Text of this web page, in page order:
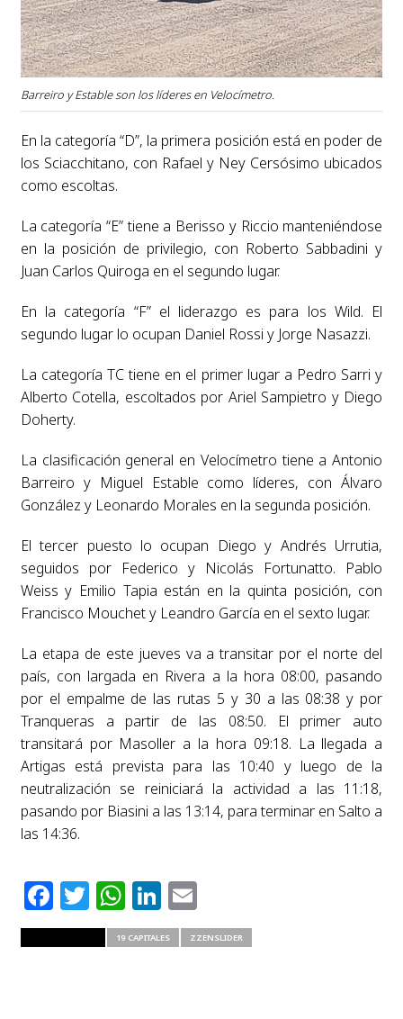
Barreiro y Estable son los líderes en Velocímetro.
En la categoría “D”, la primera posición está en poder de
los Sciacchitano, con Rafael y Ney Cersósimo ubicados
como escoltas.
La categoría “E” tiene a Berisso y Riccio manteniéndose
en la posición de privilegio, con Roberto Sabbadini y
Juan Carlos Quiroga en el segundo lugar.
En la categoría “F” el liderazgo es para los Wild. El
segundo lugar lo ocupan Daniel Rossi y Jorge Nasazzi.
La categoría TC tiene en el primer lugar a Pedro Sarri y
Alberto Cotella, escoltados por Ariel Sampietro y Diego
Doherty.
La clasificación general en Velocímetro tiene a Antonio
Barreiro y Miguel Estable como líderes, con Álvaro
González y Leonardo Morales en la segunda posición.
El tercer puesto lo ocupan Diego y Andrés Urrutia,
seguidos por Federico y Nicolás Fortunatto. Pablo
Weiss y Emilio Tapia están en la quinta posición, con
Francisco Mouchet y Leandro García en el sexto lugar.
La etapa de este jueves va a transitar por el norte del
país, con largada en Rivera a la hora 08:00, pasando
por el empalme de las rutas 5 y 30 a las 08:38 y por
Tranqueras a partir de las 08:50. El primer auto
transitará por Masoller a la hora 09:18. La llegada a
Artigas está prevista para las 10:40 y luego de la
neutralización se reiniciará la actividad a las 11:18,
pasando por Biasini a las 13:14, para terminar en Salto a
las 14:36.
Facebook
Twitter
WhatsApp
LinkedIn
Email
19 CAPITALES ZZENSLIDER